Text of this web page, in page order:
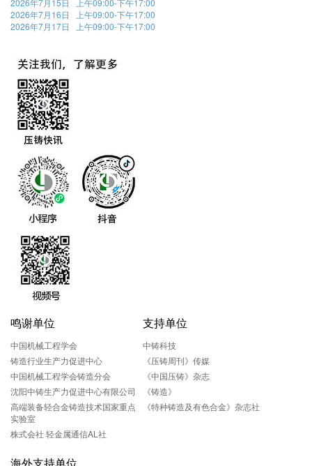
2026年7月15日 上午09:00-下午17:00
2026年7月16日 上午09:00-下午17:00
2026年7月17日 上午09:00-下午17:00
鸣谢单位
中国机械工程学会
铸造行业生产力促进中心
中国机械工程学会铸造分会
沈阳中铸生产力促进中心有限公司
高端装备轻合金铸造技术国家重点
实验室
株式会社 轻金属通信AL社
支持单位
中铸科技
《压铸周刊》传媒
《中国压铸》杂志
《铸造》
《特种铸造及有色合金》杂志社